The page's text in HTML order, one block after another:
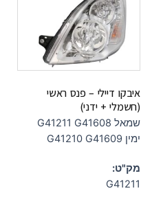
איבקו דיילי – פנס ראשי
(חשמלי + ידני)
שמאל G41211 G41608
ימין G41210 G41609
מק"ט:
G41211